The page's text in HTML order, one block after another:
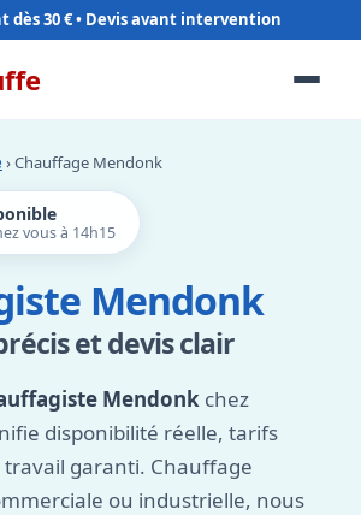
dès 30 €
› Chauffage Mendonk
vous à 14h15
Mendonk
et devis clair
Mendonk chez
disponibilité réelle, tarifs
garanti. Chauffage
ou industrielle, nous